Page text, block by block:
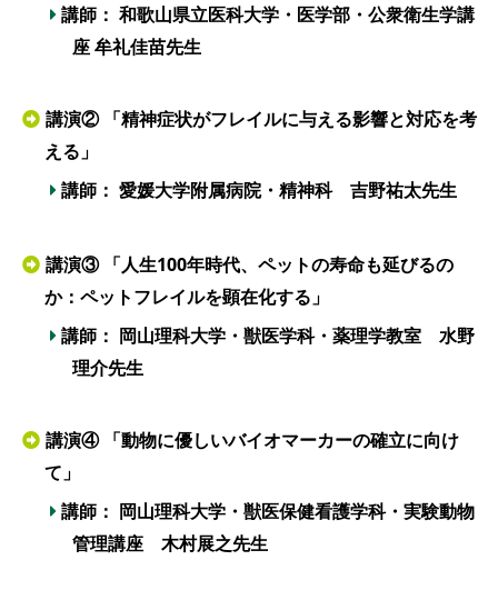
講師： 和歌山県立医科大学・医学部・公衆衛生学講
座 牟礼佳苗先生
講演② 「精神症状がフレイルに与える影響と対応を考
える」
講師： 愛媛大学附属病院・精神科 吉野祐太先生
講演③ 「人生100年時代、ペットの寿命も延びるの
か：ペットフレイルを顕在化する」
講師： 岡山理科大学・獣医学科・薬理学教室 水野
理介先生
講演④ 「動物に優しいバイオマーカーの確立に向け
て」
講師： 岡山理科大学・獣医保健看護学科・実験動物
管理講座 木村展之先生